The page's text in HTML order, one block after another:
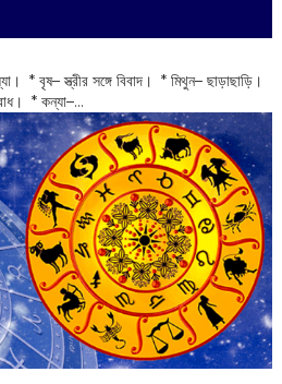
* বৃষ– স্ত্রীর সঙ্গে বিবাদ। * মিথুন– ছাড়াছাড়ি।
* কন্যা–...